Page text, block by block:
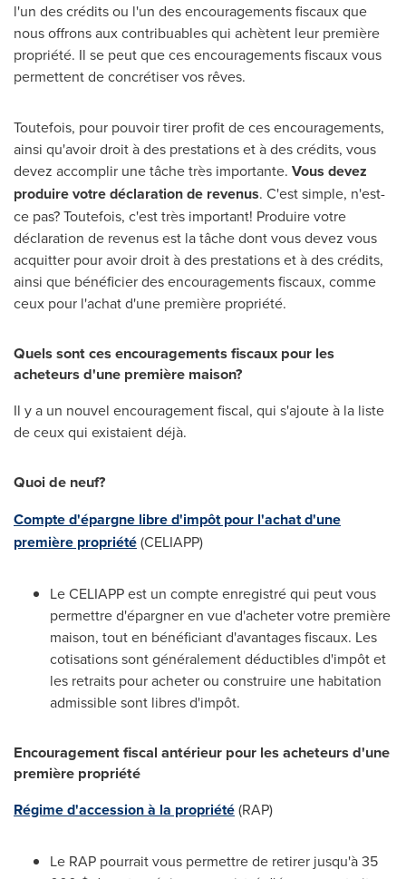
l'un des crédits ou l'un des encouragements fiscaux que
nous offrons aux contribuables qui achètent leur première
propriété. Il se peut que ces encouragements fiscaux vous
permettent de concrétiser vos rêves.
Toutefois, pour pouvoir tirer profit de ces encouragements,
ainsi qu'avoir droit à des prestations et à des crédits, vous
devez accomplir une tâche très importante. Vous devez
produire votre déclaration de revenus. C'est simple, n'est-
ce pas? Toutefois, c'est très important! Produire votre
déclaration de revenus est la tâche dont vous devez vous
acquitter pour avoir droit à des prestations et à des crédits,
ainsi que bénéficier des encouragements fiscaux, comme
ceux pour l'achat d'une première propriété.
Quels sont ces encouragements fiscaux pour les
acheteurs d'une première maison?
Il y a un nouvel encouragement fiscal, qui s'ajoute à la liste
de ceux qui existaient déjà.
Quoi de neuf?
Compte d'épargne libre d'impôt pour l'achat d'une
première propriété(CELIAPP)
Le CELIAPP est un compte enregistré qui peut vous
permettre d'épargner en vue d'acheter votre première
maison, tout en bénéficiant d'avantages fiscaux. Les
cotisations sont généralement déductibles d'impôt et
les retraits pour acheter ou construire une habitation
admissible sont libres d'impôt.
Encouragement fiscal antérieur pour les acheteurs d'une
première propriété
Régime d'accession à la propriété(RAP)
Le RAP pourrait vous permettre de retirer jusqu'à 35